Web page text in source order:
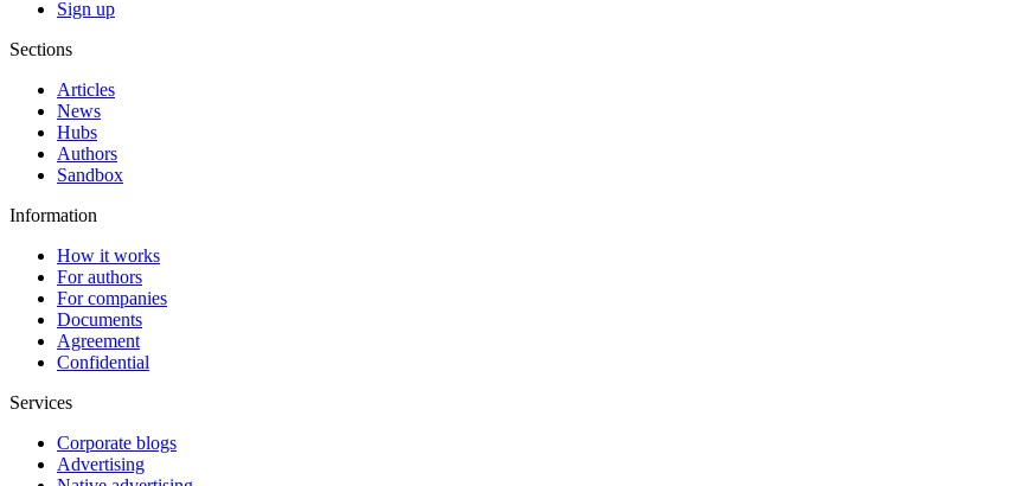
Sign up
Sections
Articles
News
Hubs
Authors
Sandbox
Information
How it works
For authors
For companies
Documents
Agreement
Confidential
Services
Corporate blogs
Advertising